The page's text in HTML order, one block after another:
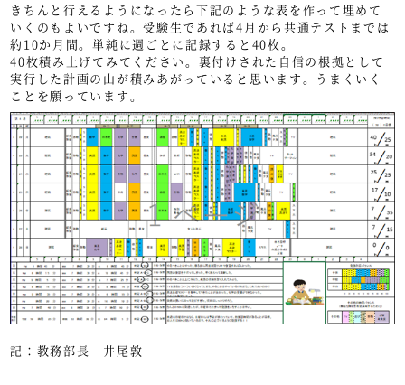
きちんと行えるようになったら下記のような表を作って埋めて
いくのもよいですね。受験生であれば4月から共通テストまでは
約10か月間。単純に週ごとに記録すると40枚。
40枚積み上げてみてください。裏付けされた自信の根拠として
実行した計画の山が積みあがっていると思います。うまくいく
ことを願っています。
記：教務部長 井尾敦